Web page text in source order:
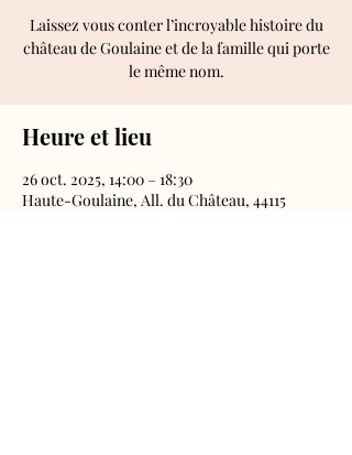
Laissez vous conter l’incroyable histoire du
château de Goulaine et de la famille qui porte
le même nom.
Heure et lieu
26 oct. 2025, 14:00 – 18:30
Haute-Goulaine, All. du Château, 44115